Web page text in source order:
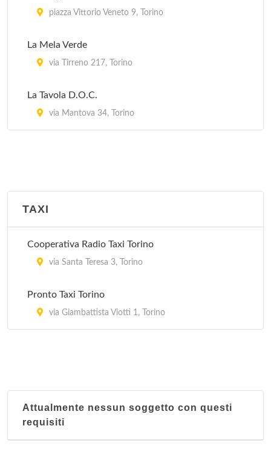
piazza Vittorio Veneto 9, Torino
La Mela Verde
via Tirreno 217, Torino
La Tavola D.O.C.
via Mantova 34, Torino
TAXI
Cooperativa Radio Taxi Torino
via Santa Teresa 3, Torino
Pronto Taxi Torino
via Giambattista Viotti 1, Torino
Attualmente nessun soggetto con questi
requisiti